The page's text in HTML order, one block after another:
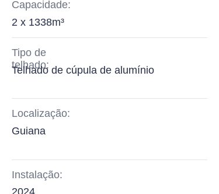
Capacidade:
2 x 1338m³
Tipo de
telhado:
Telhado de cúpula de alumínio
Localização:
Guiana
Instalação: